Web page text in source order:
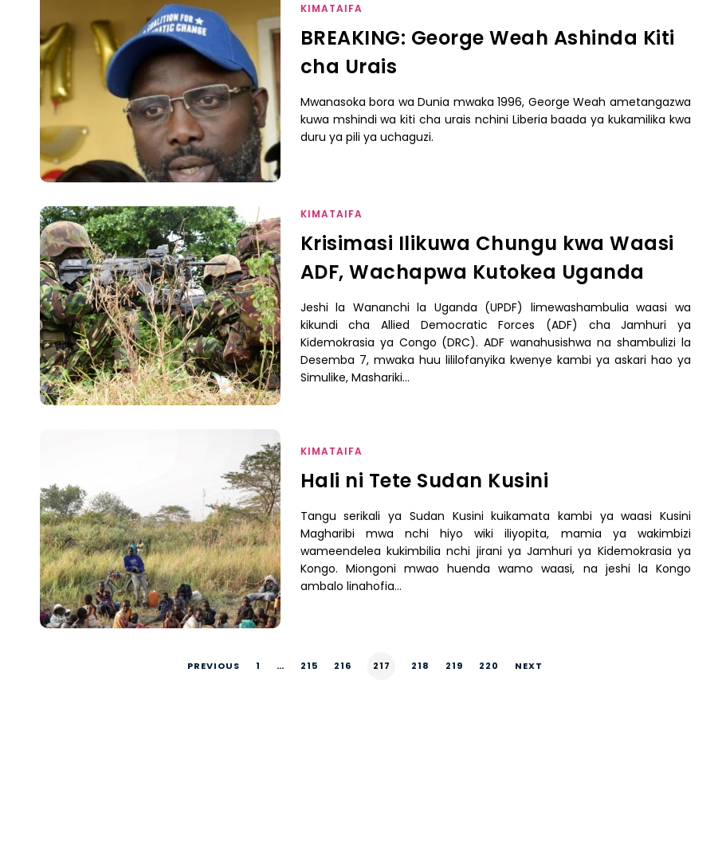
KIMATAIFA
BREAKING: George Weah Ashinda Kiti
cha Urais
Mwanasoka bora wa Dunia mwaka 1996, George Weah ametangazwa
kuwa mshindi wa kiti cha urais nchini Liberia baada ya kukamilika kwa
duru ya pili ya uchaguzi.
KIMATAIFA
Krisimasi Ilikuwa Chungu kwa Waasi
ADF, Wachapwa Kutokea Uganda
Jeshi la Wananchi la Uganda (UPDF) limewashambulia waasi wa
kikundi cha Allied Democratic Forces (ADF) cha Jamhuri ya
Kidemokrasia ya Congo (DRC). ADF wanahusishwa na shambulizi la
Desemba 7, mwaka huu lililofanyika kwenye kambi ya askari hao ya
Simulike, Mashariki…
KIMATAIFA
Hali ni Tete Sudan Kusini
Tangu serikali ya Sudan Kusini kuikamata kambi ya waasi Kusini
Magharibi mwa nchi hiyo wiki iliyopita, mamia ya wakimbizi
wameendelea kukimbilia nchi jirani ya Jamhuri ya Kidemokrasia ya
Kongo. Miongoni mwao huenda wamo waasi, na jeshi la Kongo
ambalo linahofia…
PREVIOUS 1 … 215 216 217 218 219 220 NEXT